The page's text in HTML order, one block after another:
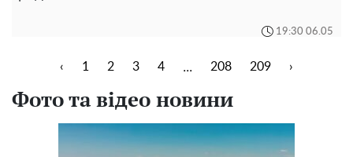
19:30 06.05
‹ 1 2 3 4 ... 208 209 ›
Фото та відео новини